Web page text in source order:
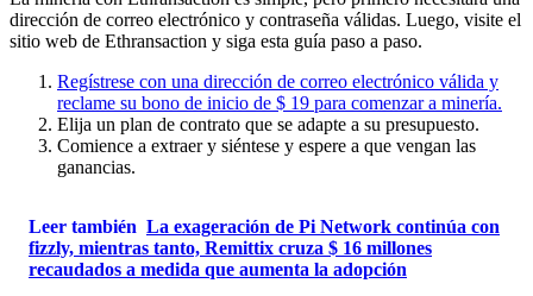
dirección de correo electrónico y contraseña válidas. Luego, visite el
sitio web de Ethransaction y siga esta guía paso a paso.
Regístrese con una dirección de correo electrónico válida y
reclame su bono de inicio de $ 19 para comenzar a minería.
Elija un plan de contrato que se adapte a su presupuesto.
Comience a extraer y siéntese y espere a que vengan las
ganancias.
Leer también La exageración de Pi Network continúa con
fizzly, mientras tanto, Remittix cruza $ 16 millones
recaudados a medida que aumenta la adopción